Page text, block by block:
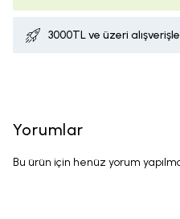
3000TL ve üzeri
Yorumlar
Bu ürün için henüz yorum